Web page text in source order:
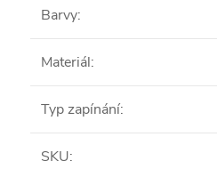
Barvy:
Materiál:
Typ zapínání:
SKU: